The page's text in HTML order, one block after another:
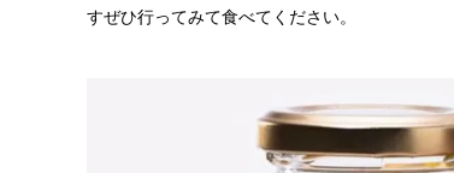
すぜひ行ってみて食べてください。